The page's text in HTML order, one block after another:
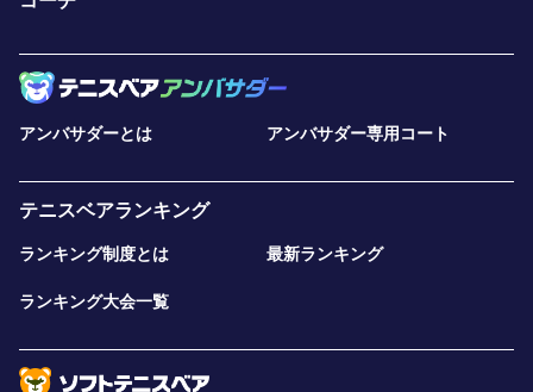
アンバサダーとは アンバサダー専用コート
テニスベアランキング
ランキング制度とは 最新ランキング
ランキング大会一覧